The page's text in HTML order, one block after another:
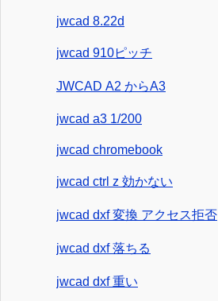
jwcad 8.22d
jwcad 910ピッチ
JWCAD A2 からA3
jwcad a3 1/200
jwcad chromebook
jwcad ctrl z 効かない
jwcad dxf 変換 アクセス拒否
jwcad dxf 落ちる
jwcad dxf 重い